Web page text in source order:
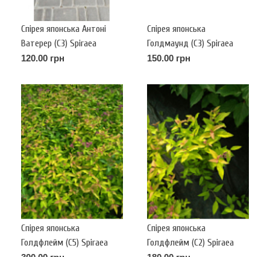
Спірея японська Антоні
Ватерер (С3) Spiraea
japonica Anthony Waterer
120.00 грн
Спірея японська
Голдмаунд (С3) Spiraea
japonica Goldmound
150.00 грн
Спірея японська
Голдфлейм (С5) Spiraea
Спірея японська
Голдфлейм (С2) Spiraea